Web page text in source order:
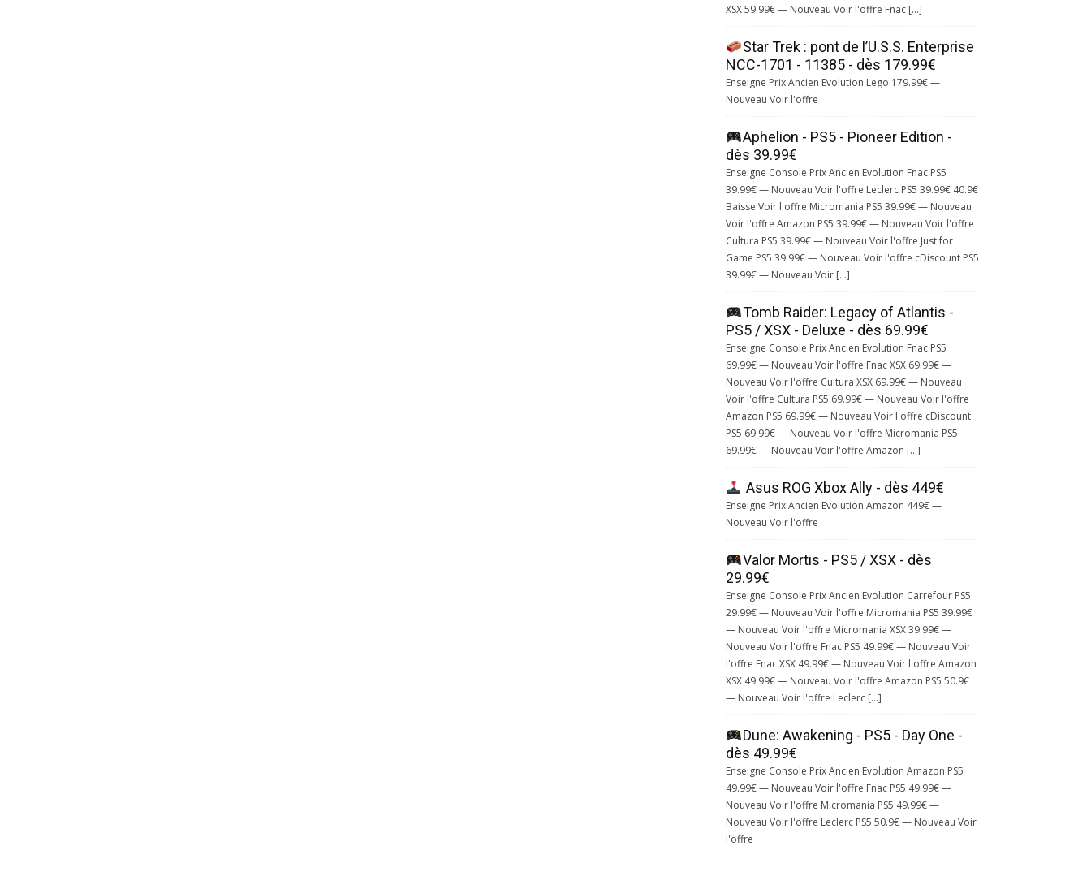
XSX 59.99€ — Nouveau Voir l'offre Fnac […]
Star Trek : pont de l’U.S.S. Enterprise
NCC-1701 - 11385 - dès 179.99€
Enseigne Prix Ancien Evolution Lego 179.99€ —
Nouveau Voir l'offre
Aphelion - PS5 - Pioneer Edition -
dès 39.99€
Enseigne Console Prix Ancien Evolution Fnac PS5
39.99€ — Nouveau Voir l'offre Leclerc PS5 39.99€ 40.9€
Baisse Voir l'offre Micromania PS5 39.99€ — Nouveau
Voir l'offre Amazon PS5 39.99€ — Nouveau Voir l'offre
Cultura PS5 39.99€ — Nouveau Voir l'offre Just for
Game PS5 39.99€ — Nouveau Voir l'offre cDiscount PS5
39.99€ — Nouveau Voir […]
Tomb Raider: Legacy of Atlantis -
PS5 / XSX - Deluxe - dès 69.99€
Enseigne Console Prix Ancien Evolution Fnac PS5
69.99€ — Nouveau Voir l'offre Fnac XSX 69.99€ —
Nouveau Voir l'offre Cultura XSX 69.99€ — Nouveau
Voir l'offre Cultura PS5 69.99€ — Nouveau Voir l'offre
Amazon PS5 69.99€ — Nouveau Voir l'offre cDiscount
PS5 69.99€ — Nouveau Voir l'offre Micromania PS5
69.99€ — Nouveau Voir l'offre Amazon […]
Asus ROG Xbox Ally - dès 449€
Enseigne Prix Ancien Evolution Amazon 449€ —
Nouveau Voir l'offre
Valor Mortis - PS5 / XSX - dès
29.99€
Enseigne Console Prix Ancien Evolution Carrefour PS5
29.99€ — Nouveau Voir l'offre Micromania PS5 39.99€
— Nouveau Voir l'offre Micromania XSX 39.99€ —
Nouveau Voir l'offre Fnac PS5 49.99€ — Nouveau Voir
l'offre Fnac XSX 49.99€ — Nouveau Voir l'offre Amazon
XSX 49.99€ — Nouveau Voir l'offre Amazon PS5 50.9€
— Nouveau Voir l'offre Leclerc […]
Dune: Awakening - PS5 - Day One -
dès 49.99€
Enseigne Console Prix Ancien Evolution Amazon PS5
49.99€ — Nouveau Voir l'offre Fnac PS5 49.99€ —
Nouveau Voir l'offre Micromania PS5 49.99€ —
Nouveau Voir l'offre Leclerc PS5 50.9€ — Nouveau Voir
l'offre